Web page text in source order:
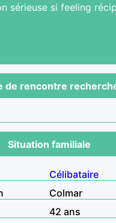
sérieuse si feeling
de rencontre
Situation familiale
Célibataire
Colmar
42 ans